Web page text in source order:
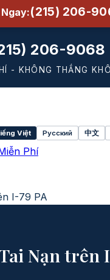
Ngay:(215) 206-
206-9068
- KHÔNG THẮNG
Việt Русский 中文
Phí
I-79 PA
Nạn trên